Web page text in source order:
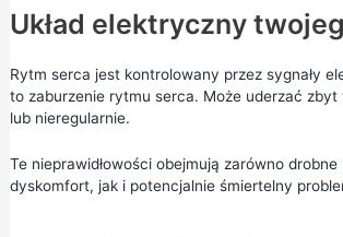
Układ elektryczny
Rytm serca jest kontrolowany przez sygnały
to zaburzenie rytmu serca. Może uderzać zbyt
lub nieregularnie.
Te nieprawidłowości obejmują zarówno
dyskomfort, jak i potencjalnie śmiertelny